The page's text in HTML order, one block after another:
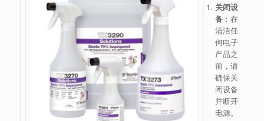
关闭设
备：在
清洁任
何电子
产品之
前，请
确保关
闭设备
并断开
电源。